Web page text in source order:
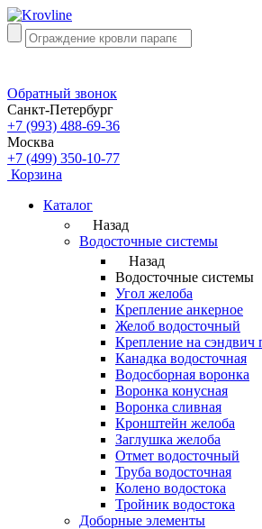
Обратный звонок
Санкт-Петербург
+7 (993) 488-69-36
Москва
+7 (499) 350-10-77
Корзина
Каталог
Назад
Водосточные системы
Назад
Водосточные системы
Угол желоба
Крепление анкерное
Желоб водосточный
Крепление на сэндвич
Канадка водосточная
Водосборная воронка
Воронка конусная
Воронка сливная
Кронштейн желоба
Заглушка желоба
Отмет водосточный
Труба водосточная
Колено водостока
Тройник водостока
Доборные элементы